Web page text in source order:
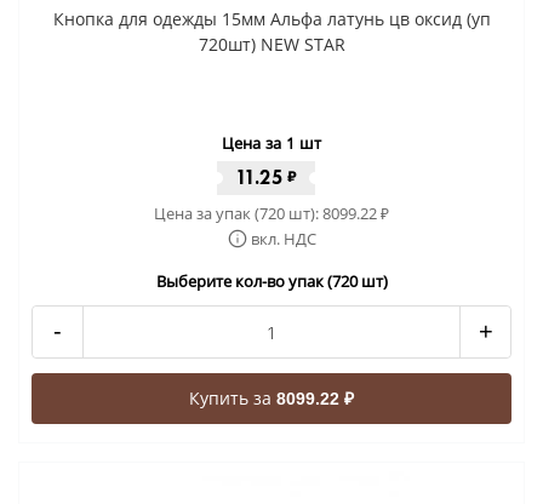
Кнопка для одежды 15мм Альфа латунь цв оксид (уп
720шт) NEW STAR
Цена за 1 шт
11.25 ₽
Цена за упак (720 шт):8099.22₽
вкл. НДС
Выберите кол-во упак (720 шт)
- +
Купить за 8099.22 ₽